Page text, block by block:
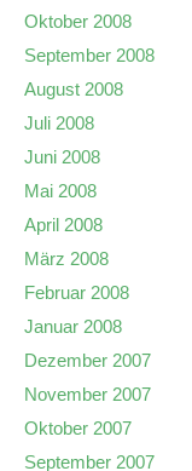
Oktober 2008
September 2008
August 2008
Juli 2008
Juni 2008
Mai 2008
April 2008
März 2008
Februar 2008
Januar 2008
Dezember 2007
November 2007
Oktober 2007
September 2007